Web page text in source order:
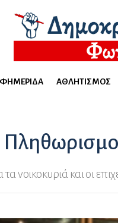
ΑΘΛΗΤΙΣΜΌΣ
νοικοκυριά και οι